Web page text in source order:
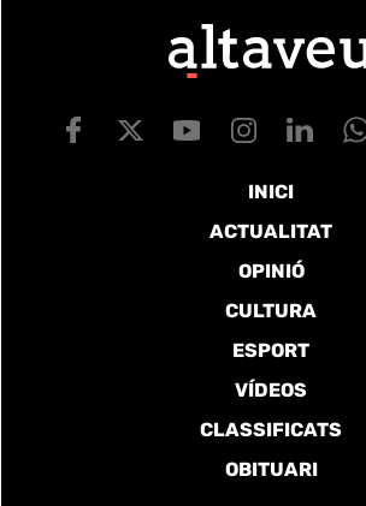
INICI
ACTUALITAT
OPINIÓ
CULTURA
ESPORT
VÍDEOS
CLASSIFICATS
OBITUARI